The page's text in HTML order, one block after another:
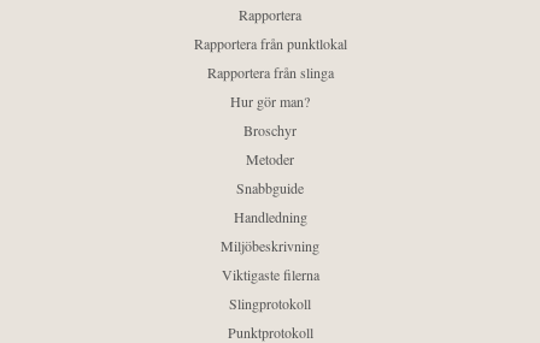
Rapportera
Rapportera från punktlokal
Rapportera från slinga
Hur gör man?
Broschyr
Metoder
Snabbguide
Handledning
Miljöbeskrivning
Viktigaste filerna
Slingprotokoll
Punktprotokoll